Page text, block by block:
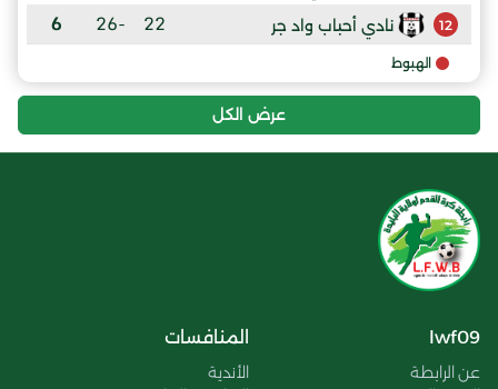
12 نادي أحباب واد جر 22
-26
6
الهبوط
عرض الكل
lwf09
عن الرابطة
المنافسات
الأندية